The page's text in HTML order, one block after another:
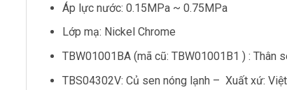
Áp lực nước: 0.15MPa ~ 0.75MPa
Lớp mạ: Nickel Chrome
TBW01001BA (mã cũ: TBW01001B1 ) : Thân
TBS04302V: Củ sen nóng lạnh – Xuất xứ: